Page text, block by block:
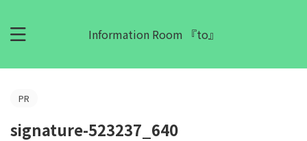
Information Room 『to』
PR
signature-523237_640